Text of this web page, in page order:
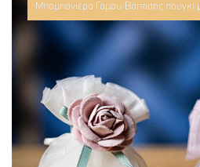
Μπομπονιέρα Γάμου/Βάπτισης πουγκί